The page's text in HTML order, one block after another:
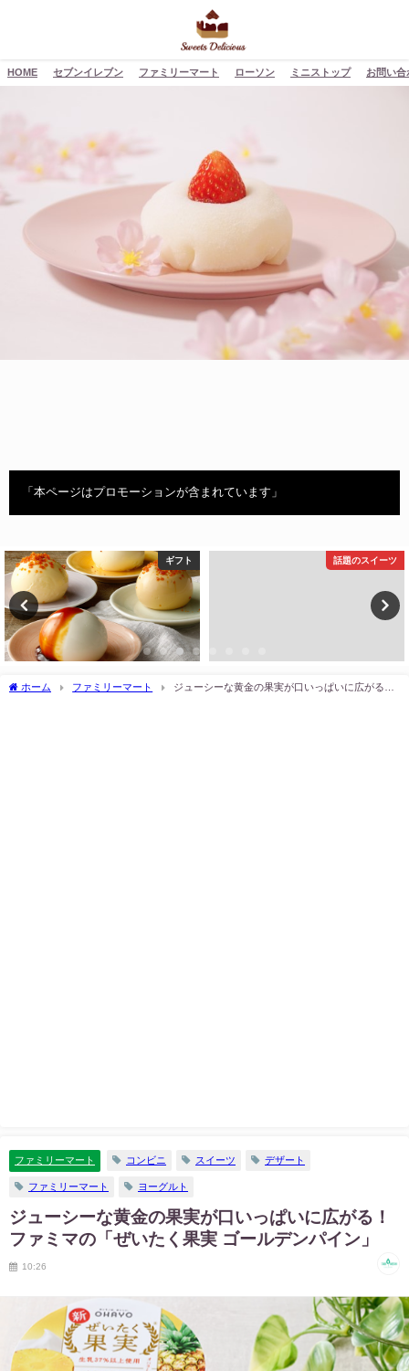
HOME セブンイレブン ファミリーマート ローソン ミニストップ お問い合
「本ページはプロモーションが含まれています」
ギフト 話題のスイーツ
ホーム ファミリーマート
ジューシーな黄金の果実が口いっぱいに広がる！
ファミリーマート コンビニ スイーツ デザート
ファミリーマート ヨーグルト
ジューシーな黄金の果実が口いっぱいに広がる！
ファミマの「ぜいたく果実 ゴールデンパイン」
10:26